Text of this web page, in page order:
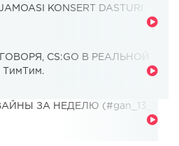
KONSERT DASTURI
CS:GO В РЕАЛЬНОЙ
ЗА НЕДЕЛЮ (#gan_13_)